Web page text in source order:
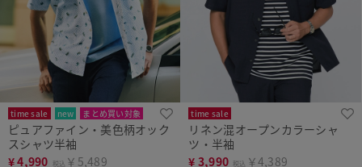
time sale new まとめ買い対象
ピュアファイン・美色柄オック
スシャツ半袖
¥4,990 税込 ￥5,489
time sale
リネン混オープンカラーシャ
ツ・半袖
¥ 3,990 税込 ￥4,389